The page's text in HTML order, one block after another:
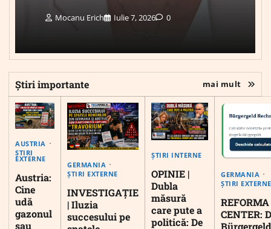
Mocanu Erich Iulie 7, 2026 0
Știri importante mai mult
AUSTRIA
ȘTIRI
EXTERNE
Austria:
Cine
udă
gazonul
sau
GERMANIA
ȘTIRI EXTERNE
INVESTIGAȚIE
| Iluzia
succesului pe
ȘTIRI INTERNE
OPINIE |
Dubla
măsură
care pute a
politică: De
GERMANIA
ȘTIRI EXTERNE
CENTER: